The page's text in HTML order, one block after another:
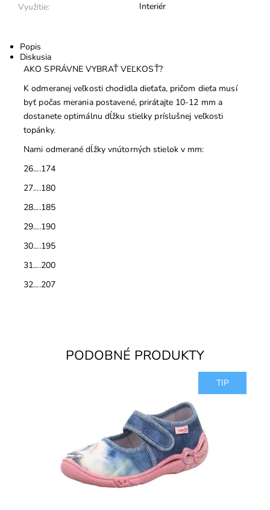
Využitie:
Interiér
Popis
Diskusia
AKO SPRÁVNE VYBRAŤ VEĽKOSŤ?
K odmeranej veľkosti chodidla dieťaťa, pričom dieťa musí
byť počas merania postavené, prirátajte 10-12 mm a
dostanete optimálnu dĺžku stielky príslušnej veľkosti
topánky.
Nami odmerané dĺžky vnútorných stielok v mm:
26....174
27....180
28....185
29....190
30....195
31....200
32....207
PODOBNÉ PRODUKTY
TIP
Dievčenské papučky, materiál textil, perforované
podrážky kvôli prevzdušneniu chodidla, model detskej
Skladom
Superfit
2 roky